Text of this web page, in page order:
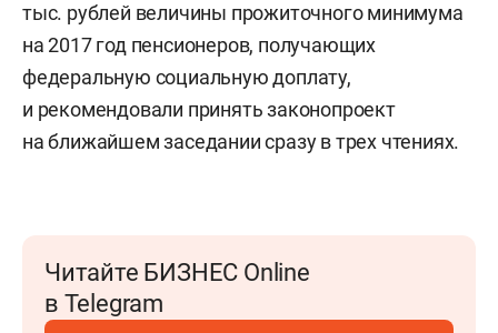
тыс. рублей величины прожиточного минимума
на 2017 год пенсионеров, получающих
федеральную социальную доплату,
и рекомендовали принять законопроект
на ближайшем заседании сразу в трех чтениях.
Читайте БИЗНЕС Online
в Telegram